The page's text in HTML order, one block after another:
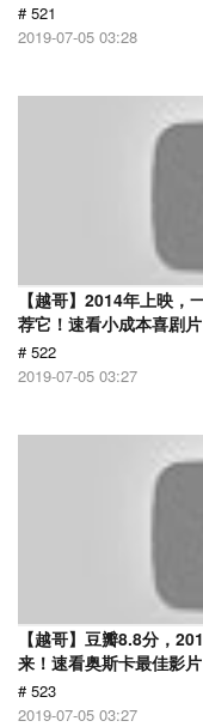
# 521
2019-07-05 03:28
【越哥】2014年上映
荐它！速看小成本喜剧
# 522
2019-07-05 03:27
【越哥】豆瓣8.8分，
来！速看奥斯卡最佳影片
# 523
2019-07-05 03:27